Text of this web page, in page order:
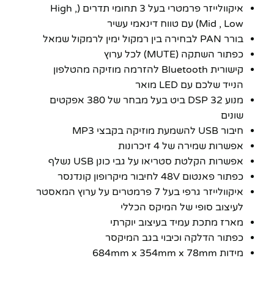
איקוולייזר פרמטרי בעל 3 תחומי תדרים (High ,
Mid , Low) עם טווח דינאמי עשיר
בורר PAN לבחירה בין רמקול ימין לרמקול שמאל
כפתור השתקה (MUTE) לכל ערוץ
קישורית Bluetooth להזרמה מוזיקה מהטלפון
הנייד שלכם עם LED מואר
מנוע DSP 32 ביט בעל מבחר של 380 אפקטים
שונים
חיבור USB להשמעת מוזיקה בקבצי MP3
אפשרות שמירה של 4 זיכרונות
אפשרות הקלטת סטריאו על גבי כונן USB נשלף
כפתור פאנטום 48V לחיבור מיקרופון קונדנסר
איקוולייזר גרפי בעל 7 פרמטרים על ערוץ המאסטר
לעיצוב סופי של המיקס הכללי
מארז מתכת עמיד בעיצוב יוקרתי
כפתור הדלקה וכיבוי בגב המיקסר
מידות 684mm x 354mm x 78mm